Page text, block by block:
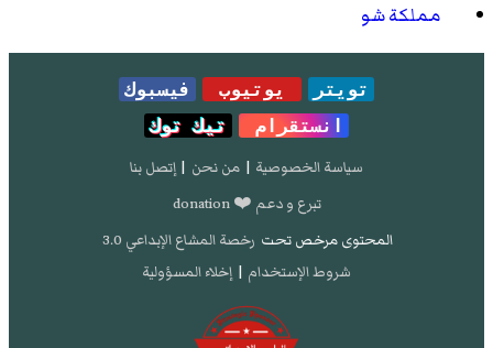
مملكة شو
تويتر يوتيوب
فيسبوك
انستقرام
تيك توك
سياسة الخصوصية | من نحن | إتصل بنا
تبرع و دعم ❤️ donation
المحتوى مرخص تحت رخصة المشاع الإبداعي 3.0
شروط الإستخدام | إخلاء المسؤولية